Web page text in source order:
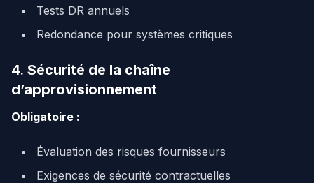
Tests DR annuels
Redondance pour systèmes critiques
4. Sécurité de la chaîne
d’approvisionnement
Obligatoire :
Évaluation des risques fournisseurs
Exigences de sécurité contractuelles